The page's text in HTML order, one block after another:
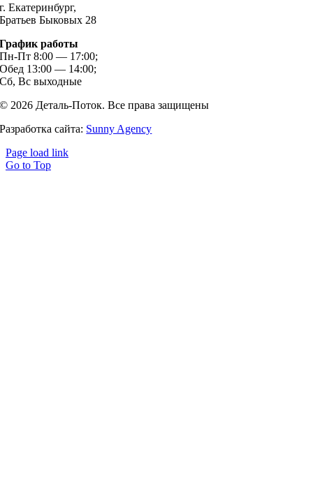
г. Екатеринбург,
Братьев Быковых 28
График работы
Пн-Пт 8:00 — 17:00;
Обед 13:00 — 14:00;
Сб, Вс выходные
© 2026 Деталь-Поток. Все права защищены
Разработка сайта: Sunny Agency
Page load link
Go to Top